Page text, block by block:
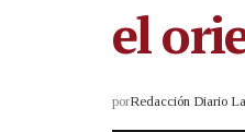
el
porRedacción Diario